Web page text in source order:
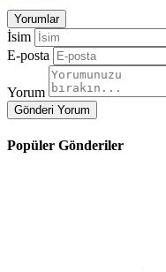
Yorumlar
İsim
E-posta
Yorum
Gönderi Yorum
Popüler Gönderiler